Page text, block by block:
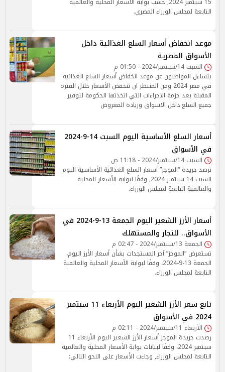
التابعة لمجلس الوزراء المصري.
موعد انخفاض أسعار السلع الغذائية داخل
الأسواق المصرية
السبت 14/سبتمبر/2024 - 01:50 م
يتساءل المواطنون عن موعد انخفاض أسعار السلع الغذائية
في مصر 2024 ومن المنتظر ان تنخفض الأسعار خلال الفترة
المقبلة بعد حزمة الاجراءات التي اتخذتها الحكومة لتوفير
جميع السلع داخل الاسواق وزيادة المعروض
أسعار السلع الأساسية اليوم السبت 14-9-2024
في الأسواق
السبت 14/سبتمبر/2024 - 11:18 ص
ترصد جريدة “الموجز” أسعار السلع الغذائية الأساسية اليوم
السبت 14 سبتمبر 2024, وفقًا لبوابة الأسعار المحلية
والعالمية التابعة لمجلس الوزراء.
أسعار الأرز الشعير اليوم الجمعة 13-9-2024 في
الأسواق.. للتجار والمستهلك
الجمعة 13/سبتمبر/2024 - 02:47 م
تستعرض “الموجز” آخر المستجدات بشأن أسعار الأرز اليوم،
الجمعة 13-9-2024، وفقًا لبوابة الأسعار المحلية والعالمية
التابعة لمجلس الوزراء.
تابع سعر الأرز الشعير اليوم الأربعاء 11 سبتمبر
2024 في الأسواق
الأربعاء 11/سبتمبر/2024 - 02:11 م
رصدت جريدة الموجز أسعار الأرز الشعير اليوم الأربعاء 11
سبتمبر 2024، وفقًا لبيانات بوابة الأسعار المحلية والعالمية
التابعة لمجلس الوزراء, وجاءت الأسعار على النحو التالي: